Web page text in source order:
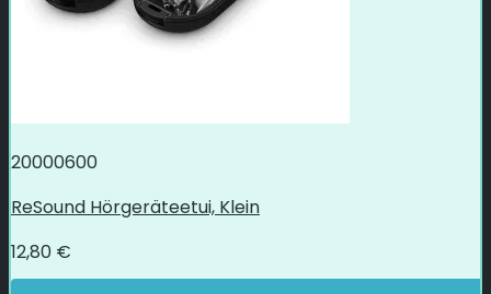
20000600
ReSound Hörgeräteetui, Klein
12,80 €